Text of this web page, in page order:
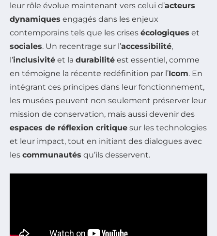
leur rôle évolue maintenant vers celui d’acteurs
dynamiques engagés dans les enjeux
contemporains tels que les crises écologiques et
sociales. Un recentrage sur l’accessibilité,
l’inclusivité et la durabilité est essentiel, comme
en témoigne la récente redéfinition par l’Icom. En
intégrant ces principes dans leur fonctionnement,
les musées peuvent non seulement préserver leur
mission de conservation, mais aussi devenir des
espaces de réflexion critique sur les technologies
et leur impact, tout en initiant des dialogues avec
les communautés qu’ils desservent.